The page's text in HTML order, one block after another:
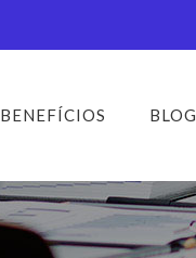
BENEFÍCIOS BLOG